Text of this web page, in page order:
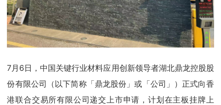
7月6日，中国关键行业材料应用创新领导者湖北鼎龙控股股
份有限公司（以下简称「鼎龙股份」或「公司」）正式向香
港联合交易所有限公司递交上市申请，计划在主板挂牌上